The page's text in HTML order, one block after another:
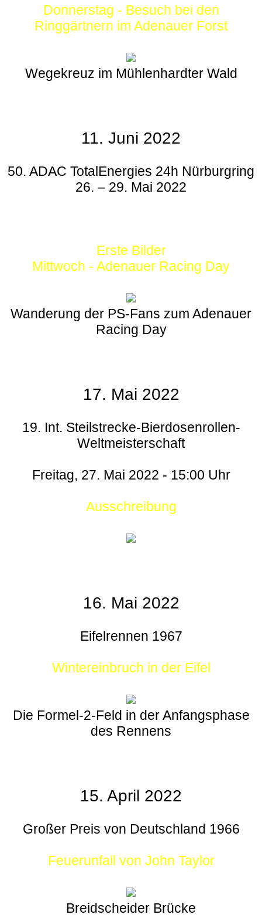
Donnerstag - Besuch bei den
Ringgärtnern im Adenauer Forst
Wegekreuz im Mühlenhardter Wald
11. Juni 2022
50. ADAC TotalEnergies 24h Nürburgring
26. – 29. Mai 2022
Erste Bilder
Mittwoch - Adenauer Racing Day
Wanderung der PS-Fans zum Adenauer
Racing Day
17. Mai 2022
19. Int. Steilstrecke-Bierdosenrollen-
Weltmeisterschaft
Freitag, 27. Mai 2022 - 15:00 Uhr
Ausschreibung
16. Mai 2022
Eifelrennen 1967
Wintereinbruch in der Eifel
Die Formel-2-Feld in der Anfangsphase
des Rennens
15. April 2022
Großer Preis von Deutschland 1966
Feuerunfall von John Taylor
Breidscheider Brücke